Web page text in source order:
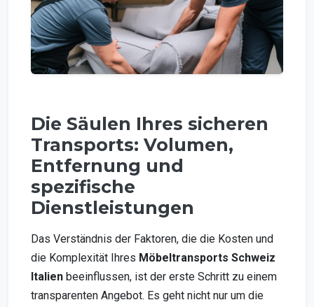
Die Säulen Ihres sicheren
Transports: Volumen,
Entfernung und
spezifische
Dienstleistungen
Das Verständnis der Faktoren, die die Kosten und
die Komplexität Ihres Möbeltransports Schweiz
Italien beeinflussen, ist der erste Schritt zu einem
transparenten Angebot. Es geht nicht nur um die